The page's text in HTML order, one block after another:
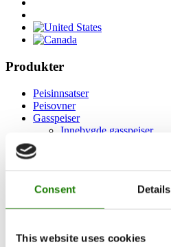
Consent Details
This website uses cookies
Produkter
Peisinnsatser
Peisovner
Gasspeiser
Innebygde gasspeiser
RAIS 3D
RAIS World